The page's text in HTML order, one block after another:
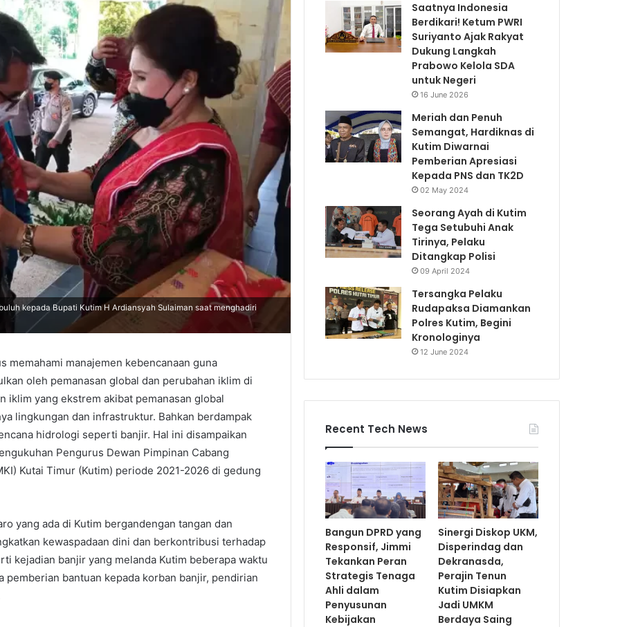
kepada Bupati Kutim H Ardiansyah Sulaiman saat menghadiri
memahami manajemen kebencanaan guna
oleh pemanasan global dan perubahan iklim di
iklim yang ekstrem akibat pemanasan global
lingkungan dan infrastruktur. Bahkan berdampak
hidrologi seperti banjir. Hal ini disampaikan
Pengurus Dewan Pimpinan Cabang
Kutai Timur (Kutim) periode 2021-2026 di gedung
yang ada di Kutim bergandengan tangan dan
kewaspadaan dini dan berkontribusi terhadap
kejadian banjir yang melanda Kutim beberapa waktu
bantuan kepada korban banjir, pendirian
Saatnya Indonesia
Berdikari! Ketum PWRI
Suriyanto Ajak Rakyat
Dukung Langkah
Prabowo Kelola SDA
untuk Negeri
16 June 2026
Meriah dan Penuh
Semangat, Hardiknas di
Kutim Diwarnai
Pemberian Apresiasi
Kepada PNS dan TK2D
02 May 2024
Seorang Ayah di Kutim
Tega Setubuhi Anak
Tirinya, Pelaku
Ditangkap Polisi
09 April 2024
Tersangka Pelaku
Rudapaksa Diamankan
Polres Kutim, Begini
Kronologinya
12 June 2024
Recent Tech News
Bangun DPRD yang
Responsif, Jimmi
Tekankan Peran
Strategis Tenaga
Ahli dalam
Penyusunan
Kebijakan
Sinergi Diskop UKM,
Disperindag dan
Dekranasda,
Perajin Tenun
Kutim Disiapkan
Jadi UMKM
Berdaya Saing